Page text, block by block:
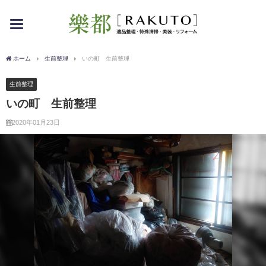
toggle
ホーム 生前整理 いの町 生前整理
生前整理
いの町 生前整理
2020年01月23日